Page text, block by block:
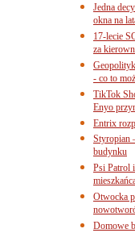
Jedna
okna na
17-lecie
za
- co to
TikTok
Enyo
Entrix
Styropian
budynku
Psi Patrol
Otwocka
Domowe